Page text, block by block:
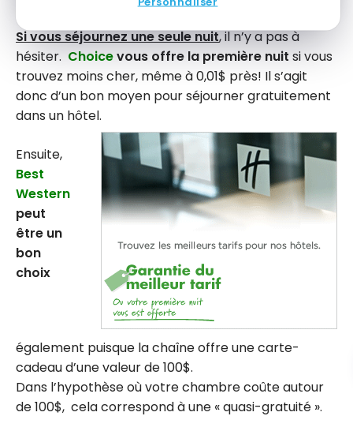
Si vous séjournez une seule nuit, il n’y a pas à
hésiter. Choicevous offre la première nuit si vous
trouvez moins cher, même à 0,01$ près! Il s’agit
donc d’un bon moyen pour séjourner gratuitement
dans un hôtel.
Ensuite,
Best
Western
peut
être un
bon
choix
également puisque la chaîne offre une carte-
cadeau d’une valeur de 100$.
Dans l’hypothèse où votre chambre coûte autour
de 100$, cela correspond à une « quasi-gratuité ».